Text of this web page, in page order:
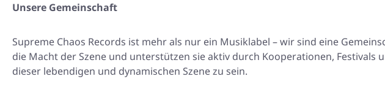
Unsere Gemeinschaft
Supreme Chaos Records ist mehr als nur ein Musiklabel – wir sind eine
die Macht der Szene und unterstützen sie aktiv durch Kooperationen,
dieser lebendigen und dynamischen Szene zu sein.